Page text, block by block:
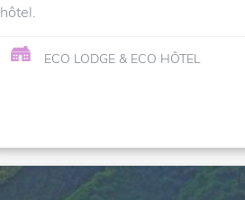
hôtel.
ECO LODGE & ECO HÔTEL